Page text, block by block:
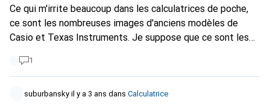
Ce qui m'irrite beaucoup dans les calculatrices de poche,
ce sont les nombreuses images d'anciens modèles de
Casio et Texas Instruments. Je suppose que ce sont les
1
suburbansky il y a 3 ans dans Calculatrice